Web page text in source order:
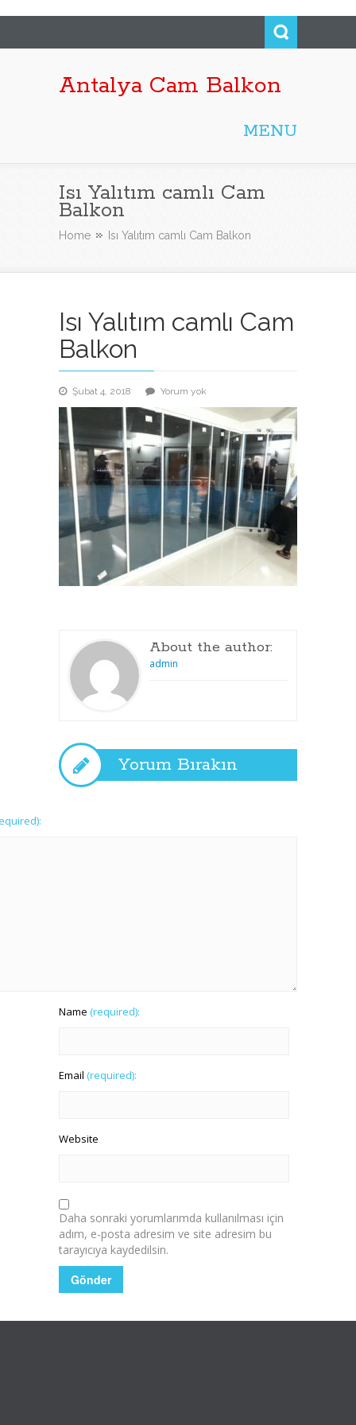
Antalya Cam Balkon
MENU
Isı Yalıtım camlı Cam
Balkon
Home Isı Yalıtım camlı Cam Balkon
Isı Yalıtım camlı Cam
Balkon
Şubat 4, 2018 Yorum yok
Yalıtım
camlı
Cam
Balkon
About the author:
admin
Yorum Bırakın
Name (required):
Email (required):
Website
Daha sonraki yorumlarımda kullanılması için
adım, e-posta adresim ve site adresim bu
tarayıcıya kaydedilsin.